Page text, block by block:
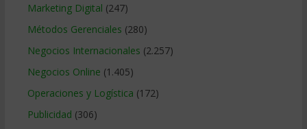
Marketing Digital (247)
Métodos Gerenciales (280)
Negocios Internacionales (2.257)
Negocios Online (1.405)
Operaciones y Logística (172)
Publicidad (306)